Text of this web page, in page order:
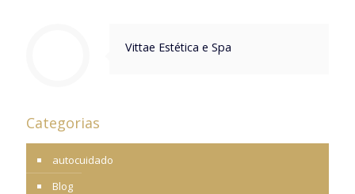
Vittae Estética e Spa
Categorias
autocuidado
Blog